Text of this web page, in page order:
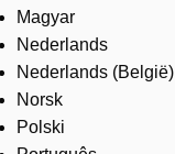
Magyar
Nederlands
Nederlands (België)
Norsk
Polski